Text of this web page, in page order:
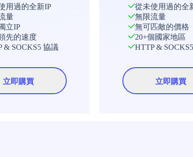
用過的全新IP
量
立IP
先的速度
& SOCKS5 協議
立即購買
從未使用過的全
無限流量
無可匹敵的價格
20+個國家地區
HTTP &
立即購買